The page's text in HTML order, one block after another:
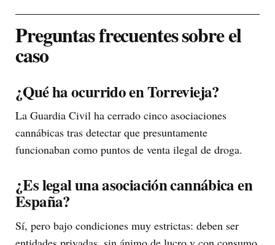
Preguntas frecuentes sobre el
caso
¿Qué ha ocurrido en Torrevieja?
La Guardia Civil ha cerrado cinco asociaciones
cannábicas tras detectar que presuntamente
funcionaban como puntos de venta ilegal de droga.
¿Es legal una asociación cannábica en
España?
Sí, pero bajo condiciones muy estrictas: deben ser